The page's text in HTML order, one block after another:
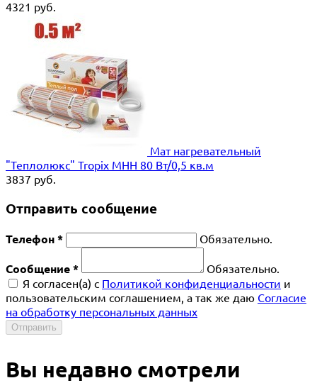
4321 руб.
Мат нагревательный
"Теплолюкс" Tropix МНН 80 Вт/0,5 кв.м
3837 руб.
Отправить сообщение
Телефон * Обязательно.
Сообщение *
Обязательно.
Я согласен(a) с Политикой конфиденциальности и
пользовательским соглашением, а так же даю Согласие
на обработку персональных данных
Отправить
Вы недавно смотрели